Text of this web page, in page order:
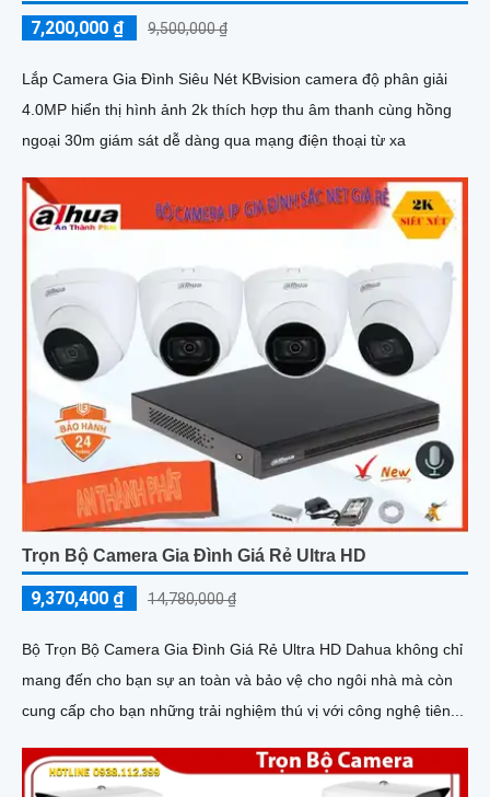
7,200,000 ₫ 9,500,000 ₫
Lắp Camera Gia Đình Siêu Nét KBvision camera độ phân giải
4.0MP hiển thị hình ảnh 2k thích hợp thu âm thanh cùng hồng
ngoại 30m giám sát dễ dàng qua mạng điện thoại từ xa
Trọn Bộ Camera Gia Đình Giá Rẻ Ultra HD
9,370,400 ₫ 14,780,000 ₫
Bộ Trọn Bộ Camera Gia Đình Giá Rẻ Ultra HD Dahua không chỉ
mang đến cho bạn sự an toàn và bảo vệ cho ngôi nhà mà còn
cung cấp cho bạn những trải nghiệm thú vị với công nghệ tiên...